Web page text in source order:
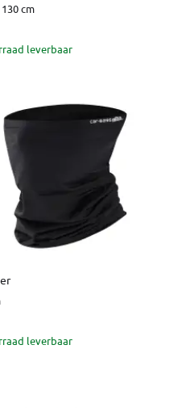
cm
leverbaar
leverbaar